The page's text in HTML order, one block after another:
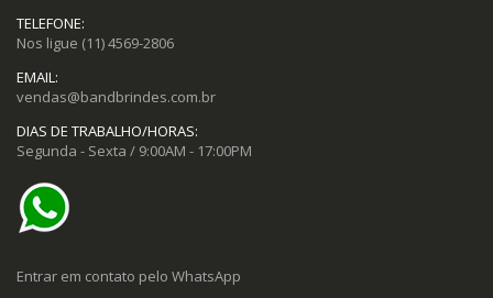
TELEFONE:
Nos ligue (11) 4569-2806
EMAIL:
vendas@bandbrindes.com.br
DIAS DE TRABALHO/HORAS:
Segunda - Sexta / 9:00AM - 17:00PM
Entrar em contato pelo WhatsApp